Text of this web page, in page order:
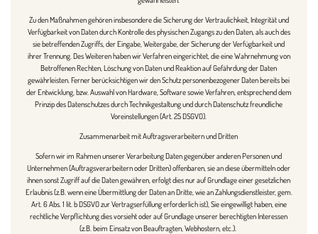
Zu den Maßnahmen gehören insbesondere die Sicherung der Vertraulichkeit, Integrität und
Verfügbarkeit von Daten durch Kontrolle des physischen Zugangs zu den Daten, als auch des
sie betreffenden Zugriffs, der Eingabe, Weitergabe, der Sicherung der Verfügbarkeit und
ihrer Trennung. Des Weiteren haben wir Verfahren eingerichtet, die eine Wahrnehmung von
Betroffenen Rechten, Löschung von Daten und Reaktion auf Gefährdung der Daten
gewährleisten. Ferner berücksichtigen wir den Schutz personenbezogener Daten bereits bei
der Entwicklung, bzw. Auswahl von Hardware, Software sowie Verfahren, entsprechend dem
Prinzip des Datenschutzes durch Technikgestaltung und durch Datenschutz freundliche
Voreinstellungen (Art. 25 DSGVO).
Zusammenarbeit mit Auftragsverarbeitern und Dritten
Sofern wir im Rahmen unserer Verarbeitung Daten gegenüber anderen Personen und
Unternehmen (Auftragsverarbeitern oder Dritten) offenbaren, sie an diese übermitteln oder
ihnen sonst Zugriff auf die Daten gewähren, erfolgt dies nur auf Grundlage einer gesetzlichen
Erlaubnis (z.B. wenn eine Übermittlung der Daten an Dritte, wie an Zahlungsdienstleister, gem.
Art. 6 Abs. 1 lit. b DSGVO zur Vertragserfüllung erforderlich ist), Sie eingewilligt haben, eine
rechtliche Verpflichtung dies vorsieht oder auf Grundlage unserer berechtigten Interessen
(z.B. beim Einsatz von Beauftragten, Webhostern, etc.).